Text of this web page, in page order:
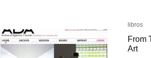
el
arte
digital
el
arte
digital
libros
From
Art
libros
From
Art